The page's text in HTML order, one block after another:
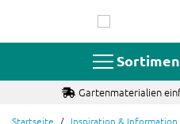
springen
Gartenmaterialien
Startseite Inspiration & Information